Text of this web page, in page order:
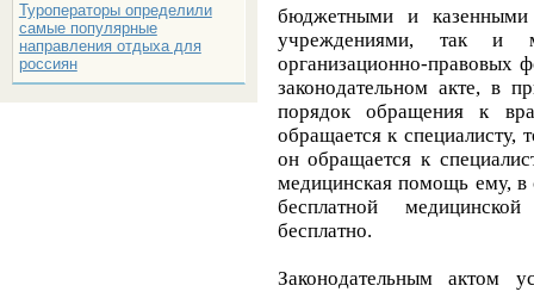
Туроператоры определили
самые популярные
направления отдыха для
россиян
бюджетными и казенными
учреждениями, так и
организационно-правовых
законодательном акте, в
порядок обращения к
обращается к специалисту,
он обращается к
медицинская помощь ему, в
бесплатной
бесплатно.
Законодательным актом